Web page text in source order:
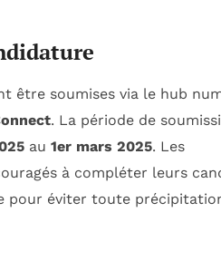
être soumises via le hub
. La période de
au 1er mars 2025. Les
à compléter leurs
pour éviter toute